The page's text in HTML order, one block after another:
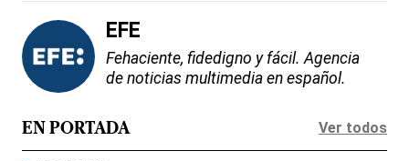
EFE
Fehaciente, fidedigno y fácil. Agencia
de noticias multimedia en español.
EN PORTADA Ver todos